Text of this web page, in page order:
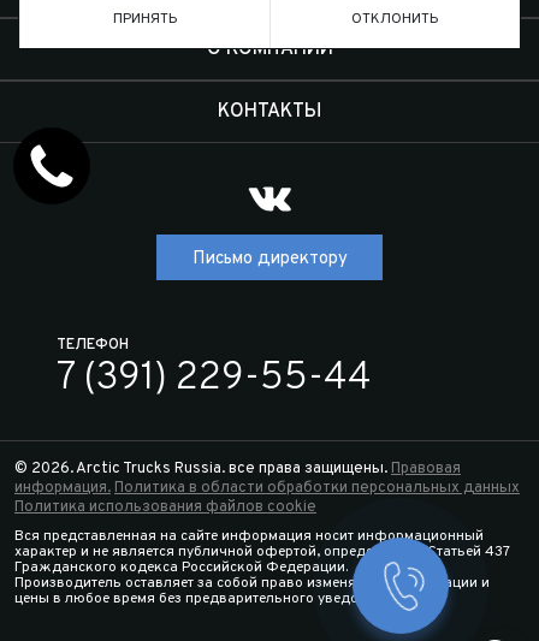
О КОМПАНИИ
КОНТАКТЫ
Письмо директору
ТЕЛЕФОН
7 (391) 229-55-44
© 2026. Arctic Trucks Russia. все права защищены. Правовая
информация. Политика в области обработки персональных данных
Политика использования файлов cookie
Вся представленная на сайте информация носит информационный
характер и не является публичной офертой, определяемой Статьей 437
Гражданского кодекса Российской Федерации.
Производитель оставляет за собой право изменять спецификации и
цены в любое время без предварительного уведомления.
Заказать
ПРИНЯТЬ ОТКЛОНИТЬ